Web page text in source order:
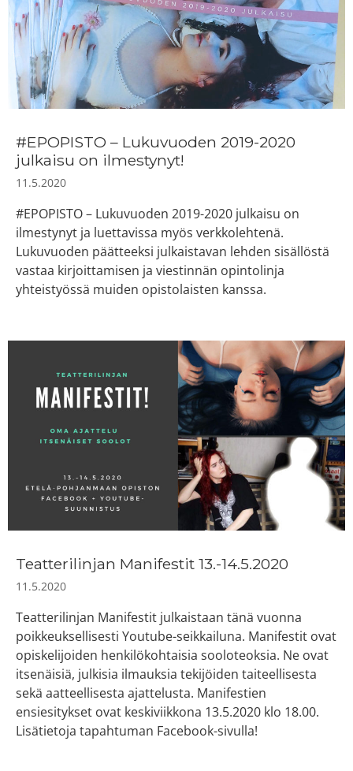
#EPOPISTO – Lukuvuoden 2019-2020
julkaisu on ilmestynyt!
11.5.2020
#EPOPISTO – Lukuvuoden 2019-2020 julkaisu on
ilmestynyt ja luettavissa myös verkkolehtenä.
Lukuvuoden päätteeksi julkaistavan lehden sisällöstä
vastaa kirjoittamisen ja viestinnän opintolinja
yhteistyössä muiden opistolaisten kanssa.
Teatterilinjan Manifestit 13.-14.5.2020
11.5.2020
Teatterilinjan Manifestit julkaistaan tänä vuonna
poikkeuksellisesti Youtube-seikkailuna. Manifestit ovat
opiskelijoiden henkilökohtaisia sooloteoksia. Ne ovat
itsenäisiä, julkisia ilmauksia tekijöiden taiteellisesta
sekä aatteellisesta ajattelusta. Manifestien
ensiesitykset ovat keskiviikkona 13.5.2020 klo 18.00.
Lisätietoja tapahtuman Facebook-sivulla!